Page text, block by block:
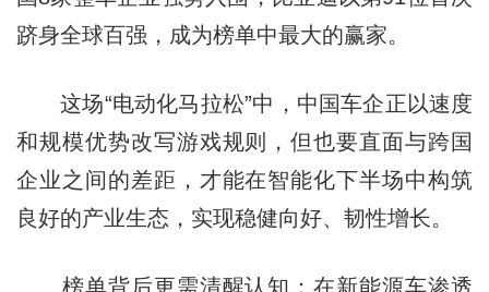
跻身全球百强，成为榜单中最大的赢家。
这场“电动化马拉松”中，中国车企正以速度
和规模优势改写游戏规则，但也要直面与跨国
企业之间的差距，才能在智能化下半场中构筑
良好的产业生态，实现稳健向好、韧性增长。
榜单背后更需清醒认知：在新能源车渗透